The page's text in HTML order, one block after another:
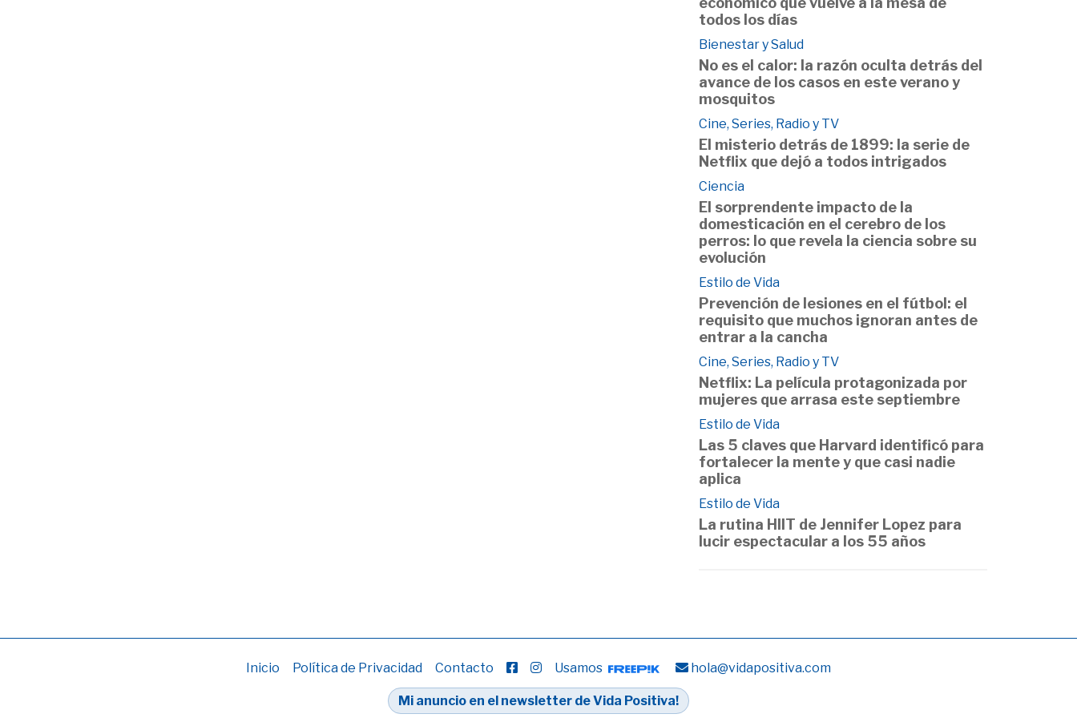
todos los días
Bienestar y Salud
No es el calor: la razón oculta detrás del
avance de los casos en este verano y
mosquitos
Cine, Series, Radio y TV
El misterio detrás de 1899: la serie de
Netflix que dejó a todos intrigados
Ciencia
El sorprendente impacto de la
domesticación en el cerebro de los
perros: lo que revela la ciencia sobre su
evolución
Estilo de Vida
Prevención de lesiones en el fútbol: el
requisito que muchos ignoran antes de
entrar a la cancha
Cine, Series, Radio y TV
Netflix: La película protagonizada por
mujeres que arrasa este septiembre
Estilo de Vida
Las 5 claves que Harvard identificó para
fortalecer la mente y que casi nadie
aplica
Estilo de Vida
La rutina HIIT de Jennifer Lopez para
lucir espectacular a los 55 años
Inicio Política de Privacidad Contacto Usamos hola@vidapositiva.com
Mi anuncio en el newsletter de Vida Positiva!